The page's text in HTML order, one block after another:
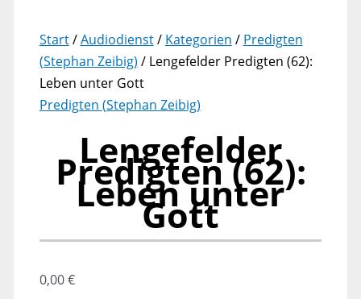
Start/Audiodienst/ Kategorien / Predigten
(Stephan Zeibig) / Lengefelder Predigten (62):
Leben unter Gott
Predigten (Stephan Zeibig)
Lengefelder
Predigten (62):
Leben unter
Gott
0,00€